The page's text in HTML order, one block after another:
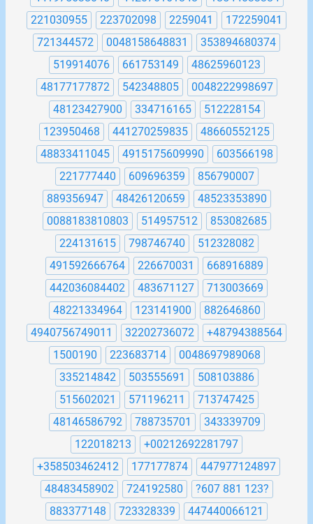
221030955
223702098 2259041
172259041
721344572
0048158648831
353894680374
519914076
661753149
48625960123
48177177872
542348805
0048222998697
48123427900
334716165
512228154
123950468
441270259835
48660552125
48833411045
4915175609990
603566198
221777440
609696359
856790007
889356947
48426120659
48523353890
0088183810803
514957512
853082685
224131615
798746740
512328082
491592666764
226670031
668916889
442036084402
483671127
713003669
48221334964
123141900
882646860
4940756749011
32202736072
+48794388564
1500190
223683714
0048697989068
335214842
503555691
508103886
515602021
571196211
713747425
48146586792
788735701
343339709
122018213
+00212692281797
+358503462412
177177874
447977124897
48483458902
724192580
?607 881 123?
883377148
723328339 447440066121